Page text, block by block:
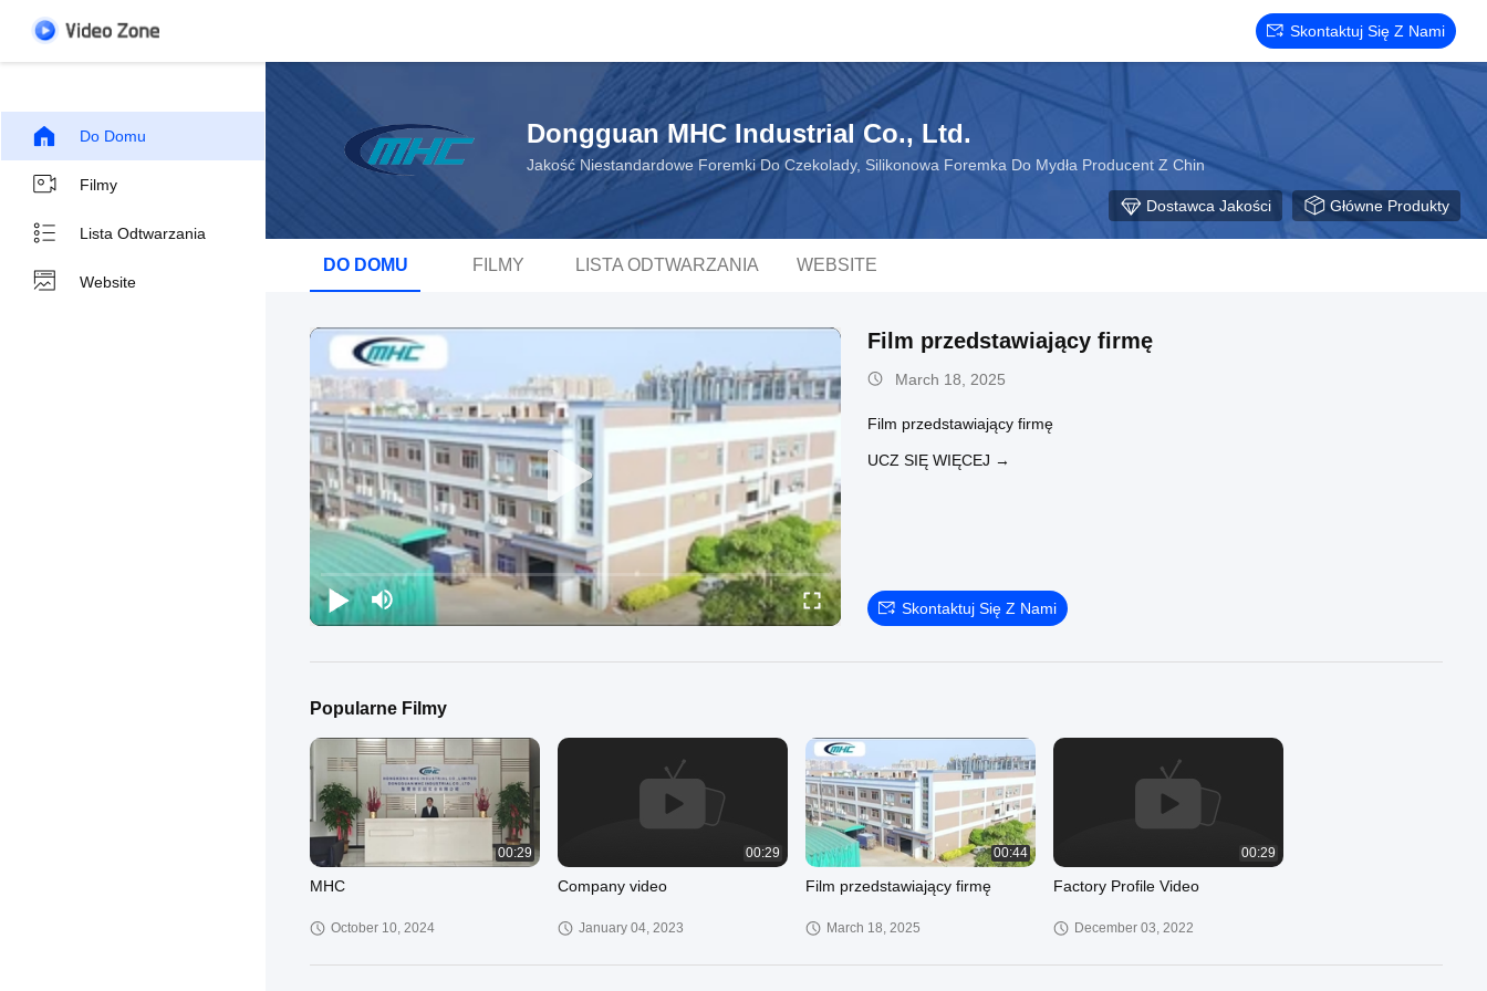
Skontaktuj Się Z Nami
Do Domu
Filmy
Lista Odtwarzania
Website
Dongguan MHC Industrial Co., Ltd.
Jakość Niestandardowe Foremki Do Czekolady, Silikonowa Foremka Do Mydła Producent Z Chin
Dostawca Jakości Główne Produkty
DO DOMU FILMY LISTA ODTWARZANIA WEBSITE
Film przedstawiający firmę
March 18, 2025
Film przedstawiający firmę
UCZ SIĘ WIĘCEJ →
Skontaktuj Się Z Nami
Popularne Filmy
00:29
MHC
October 10, 2024
00:29
Company video
January 04, 2023
00:44
Film przedstawiający firmę
March 18, 2025
00:29
Factory Profile Video
December 03, 2022